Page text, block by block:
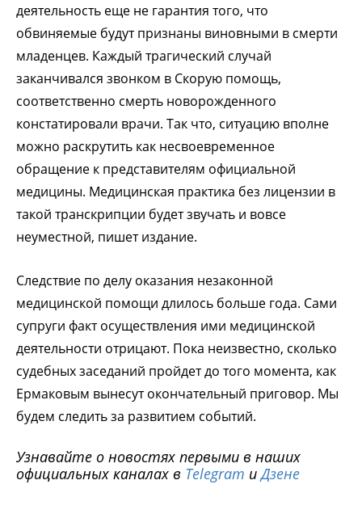
деятельность еще не гарантия того, что
обвиняемые будут признаны виновными в смерти
младенцев. Каждый трагический случай
заканчивался звонком в Скорую помощь,
соответственно смерть новорожденного
констатировали врачи. Так что, ситуацию вполне
можно раскрутить как несвоевременное
обращение к представителям официальной
медицины. Медицинская практика без лицензии в
такой транскрипции будет звучать и вовсе
неуместной, пишет издание.
Следствие по делу оказания незаконной
медицинской помощи длилось больше года. Сами
супруги факт осуществления ими медицинской
деятельности отрицают. Пока неизвестно, сколько
судебных заседаний пройдет до того момента, как
Ермаковым вынесут окончательный приговор. Мы
будем следить за развитием событий.
Узнавайте о новостях первыми в наших
официальных каналах в Telegram иДзене